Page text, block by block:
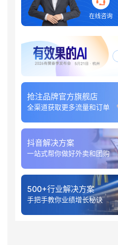
在线咨询
抢注品牌官方旗舰店
全渠道获取更多流量和订单
抖音解决方案
一站式帮你做好外卖和团购
500+行业解决方案
手把手教你业绩增长秘诀